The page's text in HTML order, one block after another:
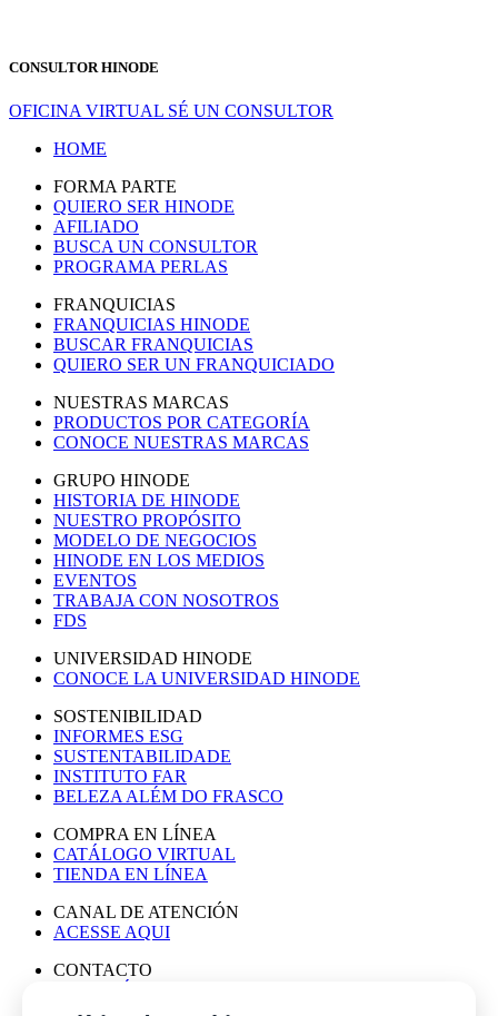
CONSULTOR HINODE
OFICINA VIRTUAL SÉ UN CONSULTOR
HOME
FORMA PARTE
QUIERO SER HINODE
AFILIADO
BUSCA UN CONSULTOR
PROGRAMA PERLAS
FRANQUICIAS
FRANQUICIAS HINODE
BUSCAR FRANQUICIAS
QUIERO SER UN FRANQUICIADO
NUESTRAS MARCAS
PRODUCTOS POR CATEGORÍA
CONOCE NUESTRAS MARCAS
GRUPO HINODE
HISTORIA DE HINODE
NUESTRO PROPÓSITO
MODELO DE NEGOCIOS
HINODE EN LOS MEDIOS
EVENTOS
TRABAJA CON NOSOTROS
FDS
UNIVERSIDAD HINODE
CONOCE LA UNIVERSIDAD HINODE
SOSTENIBILIDAD
INFORMES ESG
SUSTENTABILIDADE
INSTITUTO FAR
BELEZA ALÉM DO FRASCO
COMPRA EN LÍNEA
CATÁLOGO VIRTUAL
TIENDA EN LÍNEA
CANAL DE ATENCIÓN
ACESSE AQUI
CONTACTO
TRABAJA CON NOSOTROS